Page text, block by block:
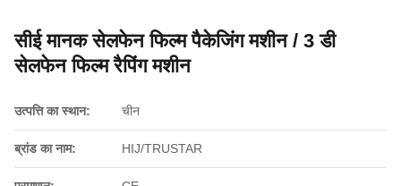
सीई मानक सेलफेन फिल्म पैकेजिंग मशीन / 3 डी
सेलफेन फिल्म रैपिंग मशीन
उत्पत्ति का स्थान: चीन
ब्रांड का नाम: HIJ/TRUSTAR